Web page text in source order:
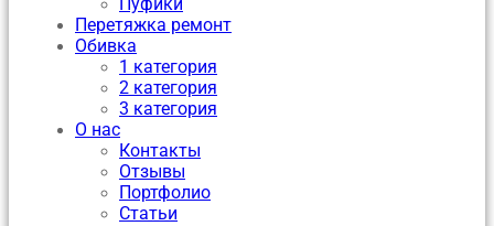
Перетяжка ремонт
Обивка
1 категория
2 категория
3 категория
О нас
Контакты
Отзывы
Портфолио
Статьи